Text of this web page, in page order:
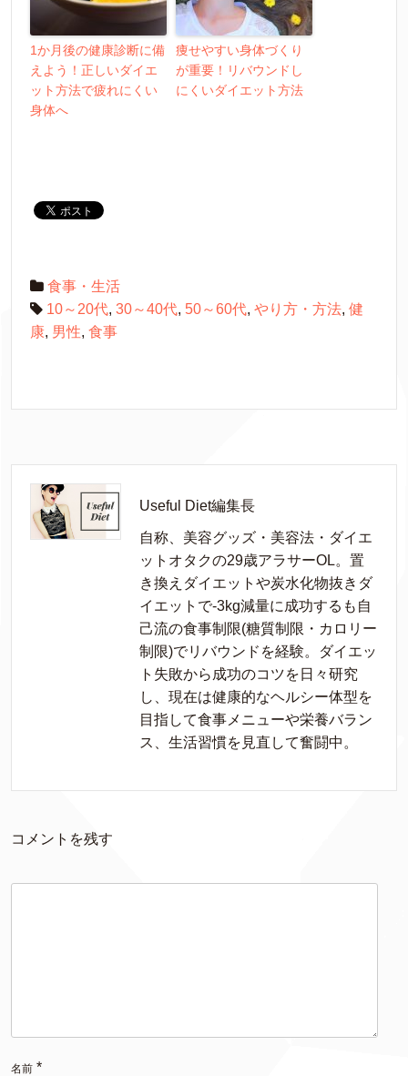
1か月後の健康診断に備
えよう！正しいダイエ
ット方法で疲れにくい
身体へ
痩せやすい身体づくり
が重要！リバウンドし
にくいダイエット方法
食事・生活
10～20代, 30～40代, 50～60代, やり方・方法, 健
康, 男性, 食事
Useful Diet編集長
自称、美容グッズ・美容法・ダイエ
ットオタクの29歳アラサーOL。置
き換えダイエットや炭水化物抜きダ
イエットで-3kg減量に成功するも自
己流の食事制限(糖質制限・カロリー
制限)でリバウンドを経験。ダイエッ
ト失敗から成功のコツを日々研究
し、現在は健康的なヘルシー体型を
目指して食事メニューや栄養バラン
ス、生活習慣を見直して奮闘中。
コメントを残す
名前 *